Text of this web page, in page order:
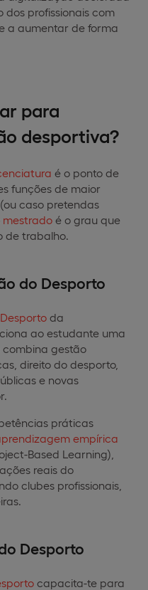
profissionais com
a aumentar de forma
para
desportiva?
é o ponto de
funções de maior
caso pretendas
mestrado é o grau que
de trabalho.
do Desporto
da
ao estudante uma
gestão
direito do desporto,
e novas
práticas
empírica
Based Learning),
reais do
clubes profissionais,
Desporto
capacita-te para